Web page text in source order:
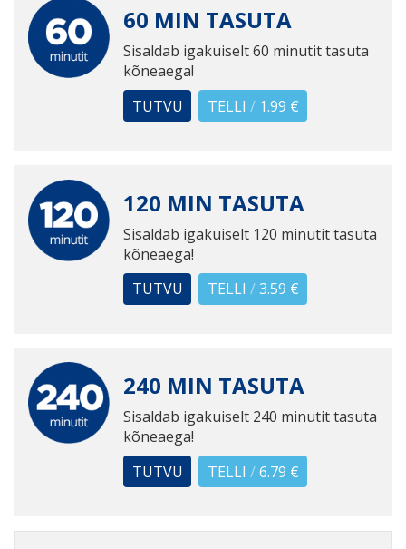
60 MIN TASUTA
Sisaldab igakuiselt 60 minutit tasuta
kõneaega!
TUTVU
TELLI /1.99 €
120 MIN TASUTA
Sisaldab igakuiselt 120 minutit tasuta
kõneaega!
TUTVU
TELLI /3.59 €
240 MIN TASUTA
Sisaldab igakuiselt 240 minutit tasuta
kõneaega!
TUTVU
TELLI /6.79 €